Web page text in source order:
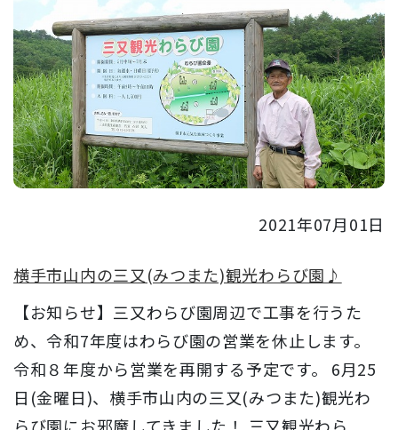
2021年07月01日
横手市山内の三又(みつまた)観光わらび園♪
【お知らせ】三又わらび園周辺で工事を行うた
め、令和7年度はわらび園の営業を休止します。
令和８年度から営業を再開する予定です。 6月25
日(金曜日)、横手市山内の三又(みつまた)観光わ